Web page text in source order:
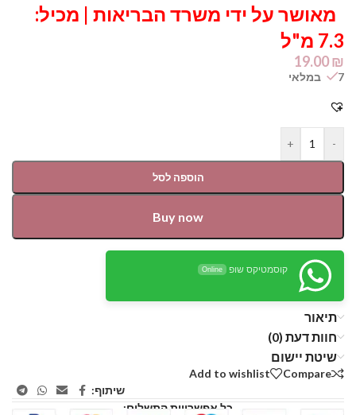
מאושר על ידי משרד הבריאות | מכיל:
7.3 מ"ל
19.00₪
7 במלאי
-
+
הוספה לסל
Buy now
קוסמטיקס שופ Online
תיאור
חוות דעת (0)
שיטת יישום
Compare
Add to wishlist
שיתוף:
כל אפשרויות התשלום: